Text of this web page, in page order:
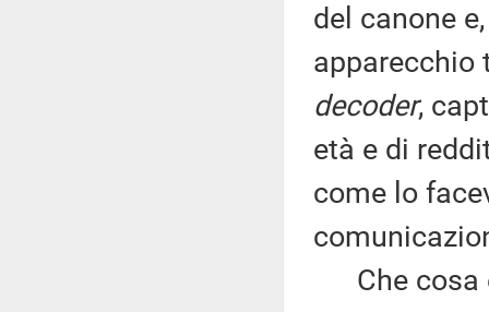
del canone
apparecchio
decoder,
età e di
come lo
Che cosa